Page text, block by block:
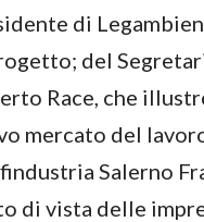
di
del
Race, che
mercato del
Salerno
di vista delle